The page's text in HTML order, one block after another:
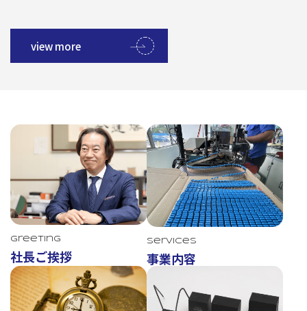
view more
Greeting
社長ご挨拶
Services
事業内容